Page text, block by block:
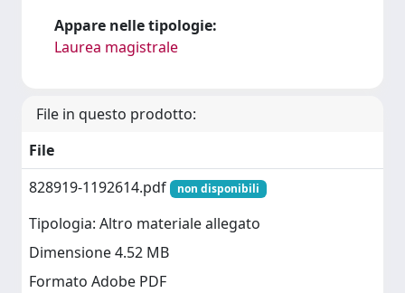
Appare nelle tipologie:
Laurea magistrale
File in questo prodotto:
File
828919-1192614.pdf
non disponibili
Tipologia: Altro materiale allegato
Dimensione 4.52 MB
Formato Adobe PDF